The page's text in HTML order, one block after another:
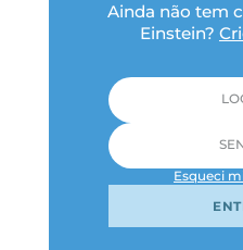
Ainda não tem
Einstein?
Esqueci